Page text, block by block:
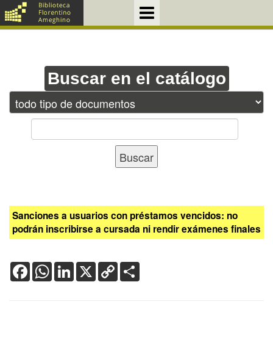
Buscar en el catálogo
Sanciones a usuarios con préstamos vencidos: no
podrán inscribirse a cursada ni rendir exámenes finales
FacebookWhatsApp
LinkedIn
X Copy
Link